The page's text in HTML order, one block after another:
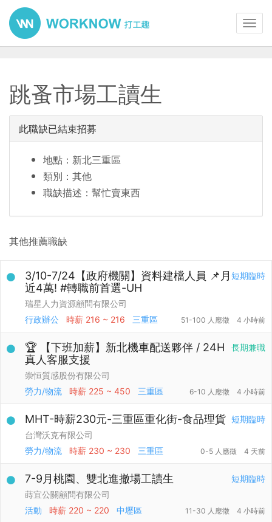
跳蚤市場工讀生
此職缺已結束招募
地點：新北三重區
類別：其他
職缺描述：幫忙賣東西
其他推薦職缺
短期臨時
3/10-7/24【政府機關】資料建檔人員 📌月
近4萬! #轉職前首選-UH
瑞星人力資源顧問有限公司
行政辦公
時薪 216 ~ 216 三重區 51-100 人應徵 4 小時前
長期兼職
🏆 【下班加薪】新北機車配送夥伴 / 24H
真人客服支援
崇恒質感股份有限公司
勞力/物流
時薪 225 ~ 450 三重區 6-10 人應徵 4 小時前
短期臨時
MHT-時薪230元-三重區重化街-食品理貨
台灣沃克有限公司
勞力/物流
時薪 230 ~ 230 三重區 0-5 人應徵 4 天前
短期臨時
7-9月桃園、雙北進撤場工讀生
蒔宜公關顧問有限公司
活動
時薪 220 ~ 220 中壢區 11-30 人應徵 4 小時前